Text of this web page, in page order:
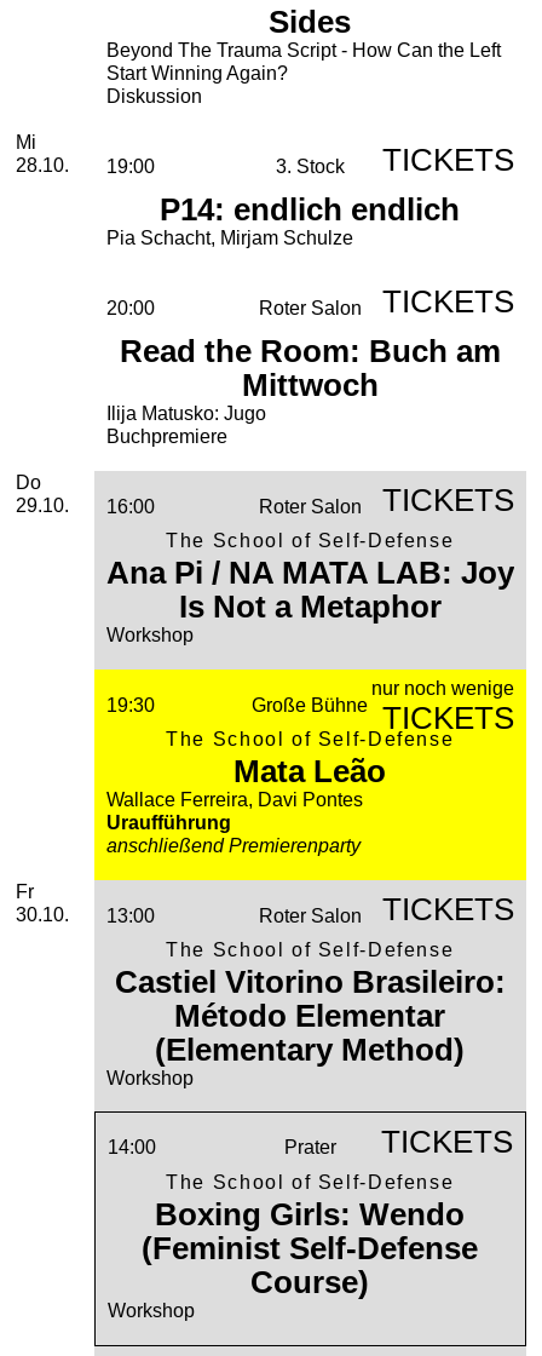
Sides
Beyond The Trauma Script - How Can the Left
Start Winning Again?
Diskussion
Mittwoch, 28. Oktober 2026
Mi
28.10.
19:00 3. Stock
P14: endlich endlich
Pia Schacht, Mirjam Schulze
TICKETS
20:00 Roter Salon
Read the Room: Buch am
Mittwoch
Ilija Matusko: Jugo
Buchpremiere
TICKETS
Donnerstag, 29. Oktober 2026
Do
29.10.
16:00
Roter Salon
The School of Self-Defense
Ana Pi / NA MATA LAB: Joy
Is Not a Metaphor
Workshop
TICKETS
19:30
Große Bühne
The School of Self-Defense
Mata Leão
Wallace Ferreira, Davi Pontes
Uraufführung
anschließend Premierenparty
nur noch wenige
TICKETS
Freitag, 30. Oktober 2026
Fr
30.10.
13:00
Roter Salon
The School of Self-Defense
Castiel Vitorino Brasileiro:
Método Elementar
(Elementary Method)
Workshop
TICKETS
14:00
Prater
The School of Self-Defense
Boxing Girls: Wendo
(Feminist Self-Defense
Course)
Workshop
TICKETS